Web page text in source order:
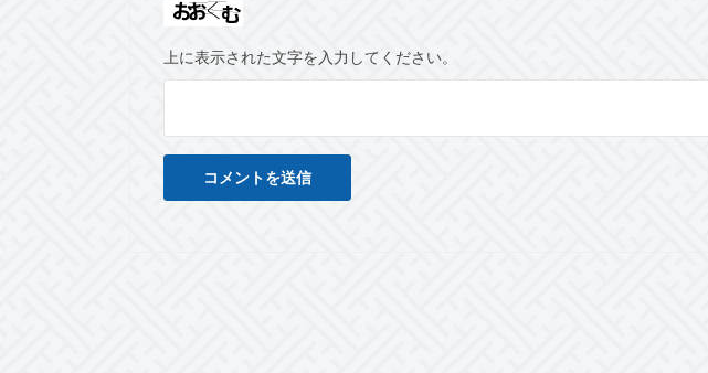
上に表示された文字を入力してください。